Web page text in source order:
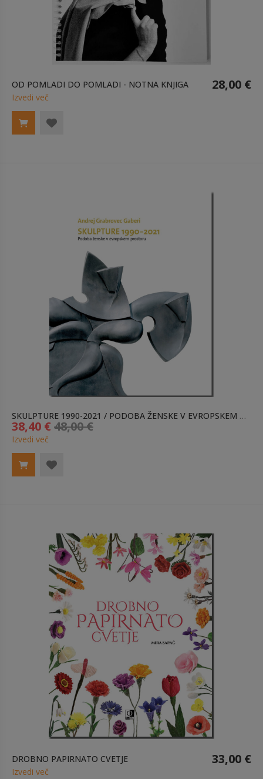
OD POMLADI DO POMLADI - NOTNA KNJIGA 28,00 €
Izvedi več
SKULPTURE 1990-2021 / PODOBA ŽENSKE V EVROPSKEM PROSTORU
38,40 € 48,00 €
Izvedi več
DROBNO PAPIRNATO CVETJE 33,00 €
Izvedi več